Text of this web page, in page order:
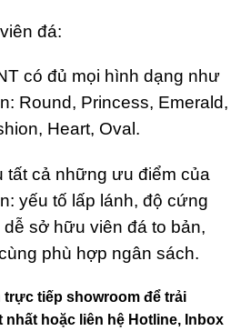
đá:
có đủ mọi hình dạng như
Round, Princess, Emerald,
Heart, Oval.
tất cả những ưu điểm của
yếu tố lấp lánh, độ cứng
sở hữu viên đá to bản,
phù hợp ngân sách.
trực tiếp showroom để trải
nhất hoặc liên hệ Hotline, Inbox